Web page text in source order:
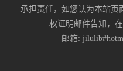
承担责任，如您认为本站页
权证明邮件告知，
邮箱: